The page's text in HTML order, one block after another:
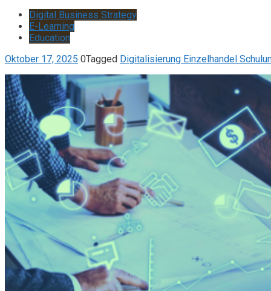
Digital Business Strategy
E-Learning
Education
Oktober 17, 2025 0Tagged Digitalisierung Einzelhandel